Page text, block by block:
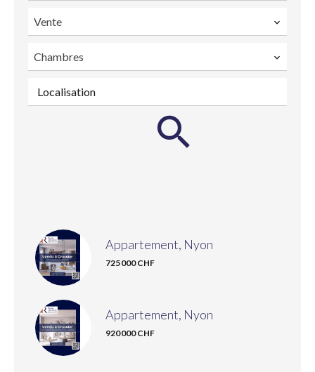
Vente
Chambres
Localisation
Appartement, Nyon
725 000 CHF
Appartement, Nyon
920 000 CHF